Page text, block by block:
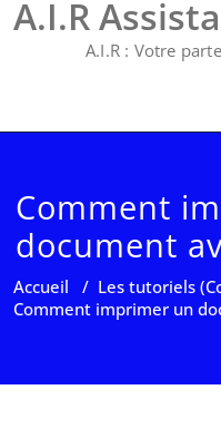
A.I.R
A.I.R : Votre
Comment
document
Accueil / Les tutoriels
Comment imprimer un